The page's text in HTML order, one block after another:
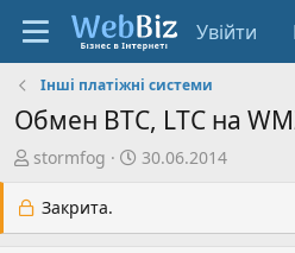
Увійти
Інші платіжні системи
Обмен BTC, LTC на
А
т
о
stormfog
Д
а
30.06.2014
Закрита.